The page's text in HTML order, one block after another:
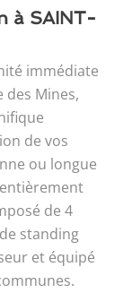
à SAINT-
immédiate
des Mines,
de vos
ou longue
entièrement
de 4
standing
et équipé